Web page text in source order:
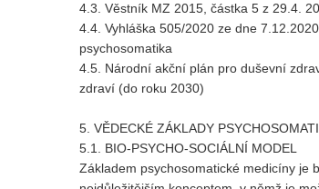
4.3. Věstník MZ 2015, částka 5 z 29.4.
4.4. Vyhláška 505/2020 ze dne
psychosomatika
4.5. Národní akční plán pro duševní
zdraví (do roku 2030)
5. VĚDECKÉ ZÁKLADY
5.1. BIO-PSYCHO-SOCIÁLNÍ MODEL
Základem psychosomatické medicíny je